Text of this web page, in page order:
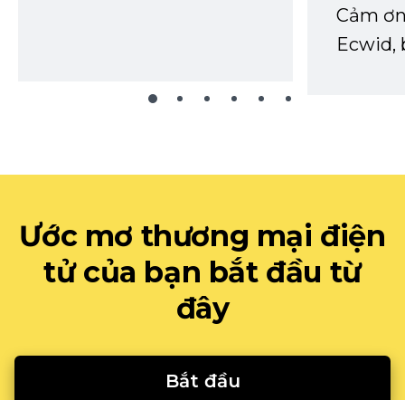
Cảm
Ecwid,
Ước mơ thương mại điện
tử của bạn bắt đầu từ
đây
Bắt đầu